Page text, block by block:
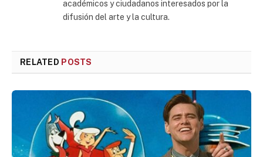
académicos y ciudadanos interesados por la
difusión del arte y la cultura.
RELATED POSTS